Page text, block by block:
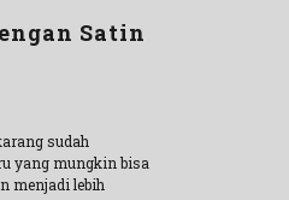
Satin
sudah
yang mungkin bisa
menjadi lebih